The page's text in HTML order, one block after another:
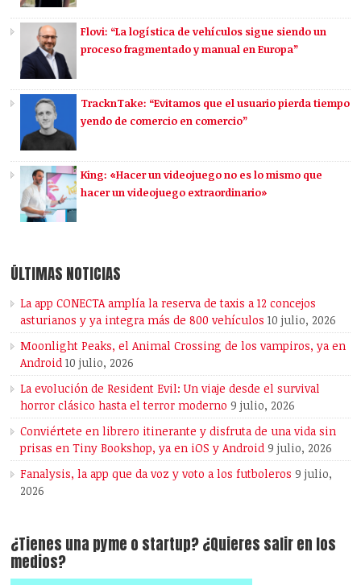
Flovi: “La logística de vehículos sigue siendo un
proceso fragmentado y manual en Europa”
TracknTake: “Evitamos que el usuario pierda tiempo
yendo de comercio en comercio”
King: «Hacer un videojuego no es lo mismo que
hacer un videojuego extraordinario»
ÚLTIMAS NOTICIAS
La app CONECTA amplía la reserva de taxis a 12 concejos
asturianos y ya integra más de 800 vehículos 10 julio, 2026
Moonlight Peaks, el Animal Crossing de los vampiros, ya en
Android 10 julio, 2026
La evolución de Resident Evil: Un viaje desde el survival
horror clásico hasta el terror moderno 9 julio, 2026
Conviértete en librero itinerante y disfruta de una vida sin
prisas en Tiny Bookshop, ya en iOS y Android 9 julio, 2026
Fanalysis, la app que da voz y voto a los futboleros 9 julio,
2026
¿Tienes una pyme o startup? ¿Quieres salir en los
medios?